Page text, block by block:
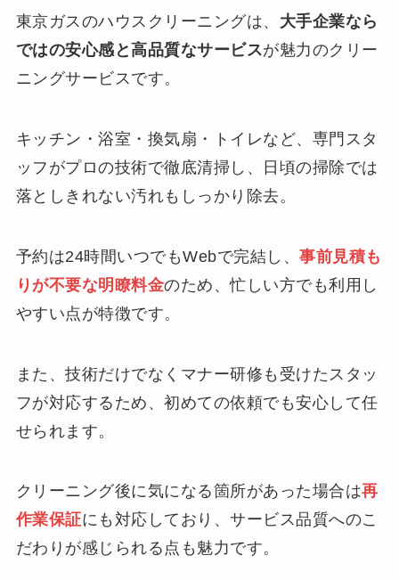
東京ガスのハウスクリーニングは、 大手企業なら
ではの安心感と高品質なサービスが魅力のクリー
ニングサービスです。
キッチン・浴室・換気扇・トイレなど、専門スタ
ッフがプロの技術で徹底清掃し、日頃の掃除では
落としきれない汚れもしっかり除去。
予約は24時間いつでもWebで完結し、事前見積も
りが不要な明瞭料金のため、忙しい方でも利用し
やすい点が特徴です。
また、技術だけでなくマナー研修も受けたスタッ
フが対応するため、初めての依頼でも安心して任
せられます。
クリーニング後に気になる箇所があった場合は再
作業保証にも対応しており、サービス品質へのこ
だわりが感じられる点も魅力です。